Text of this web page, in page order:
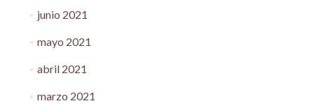
junio 2021
mayo 2021
abril 2021
marzo 2021